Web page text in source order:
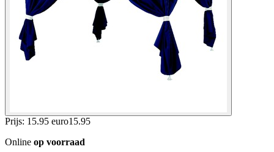
Prijs: 15.95 euro15.95
Online op voorraad